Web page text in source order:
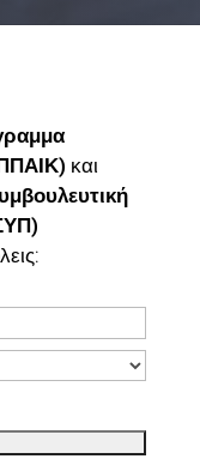
και